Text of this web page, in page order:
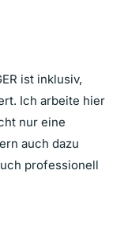
ist inklusiv,
Ich arbeite hier
nur eine
auch dazu
professionell